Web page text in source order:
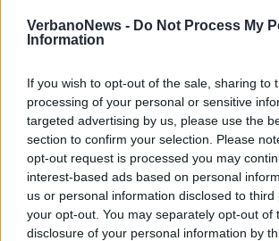
VerbanoNews - Do Not Process My
Information
If you wish to opt-out of the sale, sharing to
processing of your personal or sensitive
targeted advertising by us, please use the
section to confirm your selection. Please
opt-out request is processed you may
interest-based ads based on personal
us or personal information disclosed to
your opt-out. You may separately opt-out of
disclosure of your personal information by
TEMPO LIBERO
Terra e Laghi Festival
Craveggia colori e risate
“Acqua Matta”